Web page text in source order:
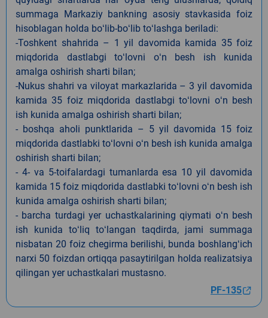
summaga Markaziy bankning asosiy stavkasida foiz
hisoblagan holda boʻlib-boʻlib toʻlashga beriladi:
-Toshkent shahrida – 1 yil davomida kamida 35 foiz
miqdorida dastlabgi toʻlovni oʻn besh ish kunida
amalga oshirish sharti bilan;
-Nukus shahri va viloyat markazlarida – 3 yil davomida
kamida 35 foiz miqdorida dastlabgi toʻlovni oʻn besh
ish kunida amalga oshirish sharti bilan;
- boshqa aholi punktlarida – 5 yil davomida 15 foiz
miqdorida dastlabki toʻlovni oʻn besh ish kunida amalga
oshirish sharti bilan;
- 4- va 5-toifalardagi tumanlarda esa 10 yil davomida
kamida 15 foiz miqdorida dastlabki toʻlovni oʻn besh ish
kunida amalga oshirish sharti bilan;
- barcha turdagi yer uchastkalarining qiymati oʻn besh
ish kunida toʻliq toʻlangan taqdirda, jami summaga
nisbatan 20 foiz chegirma berilishi, bunda boshlangʻich
narxi 50 foizdan ortiqqa pasaytirilgan holda realizatsiya
qilingan yer uchastkalari mustasno.
PF-135